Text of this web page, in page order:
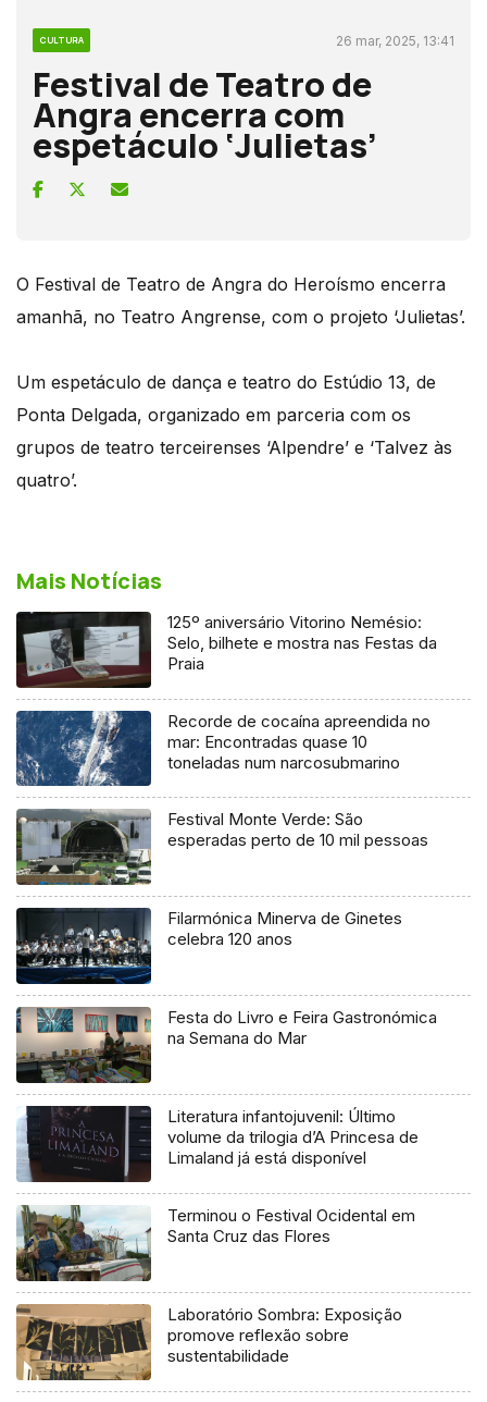
CULTURA 26 mar, 2025, 13:41
Festival de Teatro de
Angra encerra com
espetáculo ‘Julietas’
O Festival de Teatro de Angra do Heroísmo encerra
amanhã, no Teatro Angrense, com o projeto ‘Julietas’.
Um espetáculo de dança e teatro do Estúdio 13, de
Ponta Delgada, organizado em parceria com os
grupos de teatro terceirenses ‘Alpendre’ e ‘Talvez às
quatro’.
Mais Notícias
125º aniversário Vitorino Nemésio:
Selo, bilhete e mostra nas Festas da
Praia
Recorde de cocaína apreendida no
mar: Encontradas quase 10
toneladas num narcosubmarino
Festival Monte Verde: São
esperadas perto de 10 mil pessoas
Filarmónica Minerva de Ginetes
celebra 120 anos
Festa do Livro e Feira Gastronómica
na Semana do Mar
Literatura infantojuvenil: Último
volume da trilogia d’A Princesa de
Limaland já está disponível
Terminou o Festival Ocidental em
Santa Cruz das Flores
Laboratório Sombra: Exposição
promove reflexão sobre
sustentabilidade